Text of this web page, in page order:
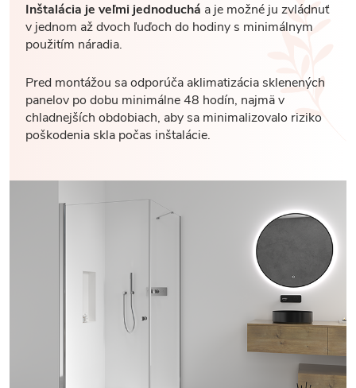
Inštalácia je veľmi jednoduchá a je možné ju zvládnuť
v jednom až dvoch ľuďoch do hodiny s minimálnym
použitím náradia.
Pred montážou sa odporúča aklimatizácia sklenených
panelov po dobu minimálne 48 hodín, najmä v
chladnejších obdobiach, aby sa minimalizovalo riziko
poškodenia skla počas inštalácie.